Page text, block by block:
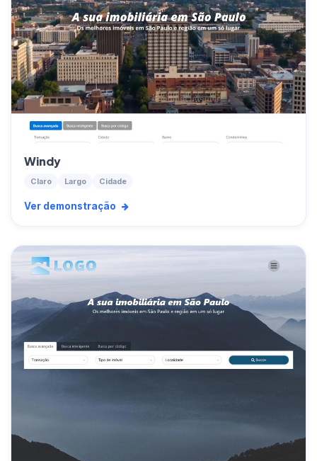
Windy
Claro Largo Cidade
Ver demonstração